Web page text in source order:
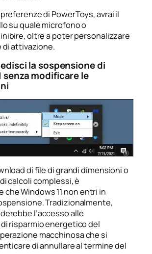
di PowerToys, avrai il
su quale microfono o
oltre a poter personalizzare
attivazione.
la sospensione di
senza modificare le
di file di grandi dimensioni o
calcoli complessi, è
Windows 11 non entri in
Tradizionalmente,
l’accesso alle
risparmio energetico del
macchinosa che si
di annullare al termine del